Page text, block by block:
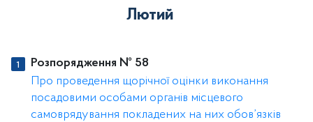
Лютий
Розпорядження № 58
Про проведення щорічної оцінки виконання
посадовими особами органів місцевого
самоврядування покладених на них обов’язків